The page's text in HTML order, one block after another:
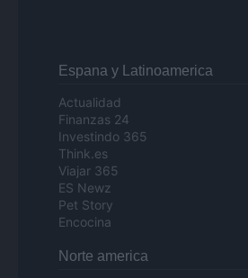
Espana y Latinoamerica
Actualidad
Finanzas 24
Investindo 365
Think.es
Viajar 365
ES Newz
Pet Story
Encocina
Norte america